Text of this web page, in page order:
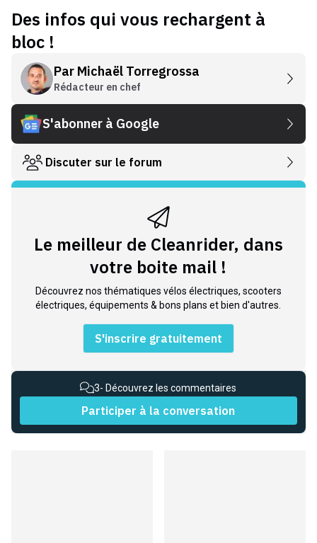
Des infos qui vous rechargent à
bloc !
Par Michaël Torregrossa
Rédacteur en chef
S'abonner à Google
Discuter sur le forum
Le meilleur de Cleanrider, dans
votre boite mail !
Découvrez nos thématiques vélos électriques, scooters
électriques, équipements & bons plans et bien d'autres.
S'inscrire gratuitement
3- Découvrez les commentaires
Participer à la conversation